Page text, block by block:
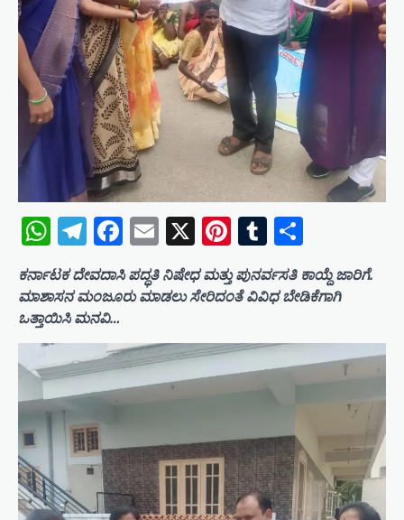
WhatsApp
Telegram
Facebook
Email
X Pinterest
Tumblr
ಕರ್ನಾಟಕ ದೇವದಾಸಿ ಪದ್ಧತಿ ನಿಷೇಧ ಮತ್ತು ಪುನರ್ವಸತಿ ಕಾಯ್ದೆ ಜಾರಿಗೆ.
ಮಾಶಾಸನ ಮಂಜೂರು ಮಾಡಲು ಸೇರಿದಂತೆ ವಿವಿಧ ಬೇಡಿಕೆಗಾಗಿ
ಒತ್ತಾಯಿಸಿ ಮನವಿ…